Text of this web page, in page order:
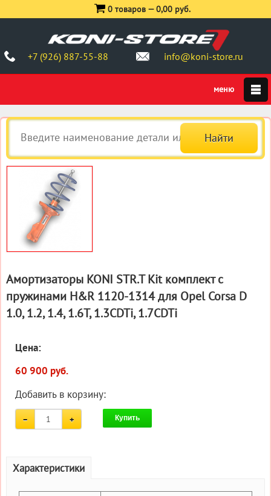
+7 (926) 887-55-88 info@koni-store.ru
0 товаров —0,00 руб.
Амортизаторы KONI STR.T Kit комплект c
пружинами H&R 1120-1314 для Opel Corsa D
1.0, 1.2, 1.4, 1.6T, 1.3CDTi, 1.7CDTi
Цена:
60 900 руб.
Добавить в корзину:
Купить
Характеристики